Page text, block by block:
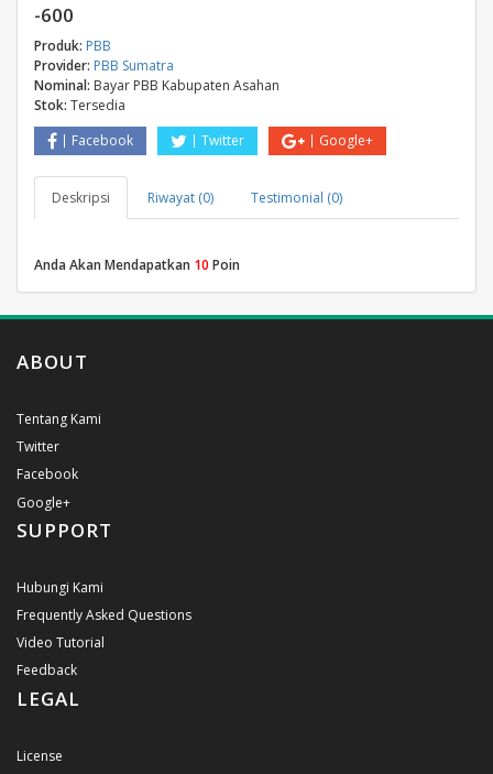
-600
Produk: PBB
Provider: PBB Sumatra
Nominal: Bayar PBB Kabupaten Asahan
Stok: Tersedia
Facebook
Twitter Google+
Deskripsi Riwayat (0) Testimonial (0)
Anda Akan Mendapatkan 10 Poin
ABOUT
Tentang Kami
Twitter
Facebook
Google+
SUPPORT
Hubungi Kami
Frequently Asked Questions
Video Tutorial
Feedback
LEGAL
License